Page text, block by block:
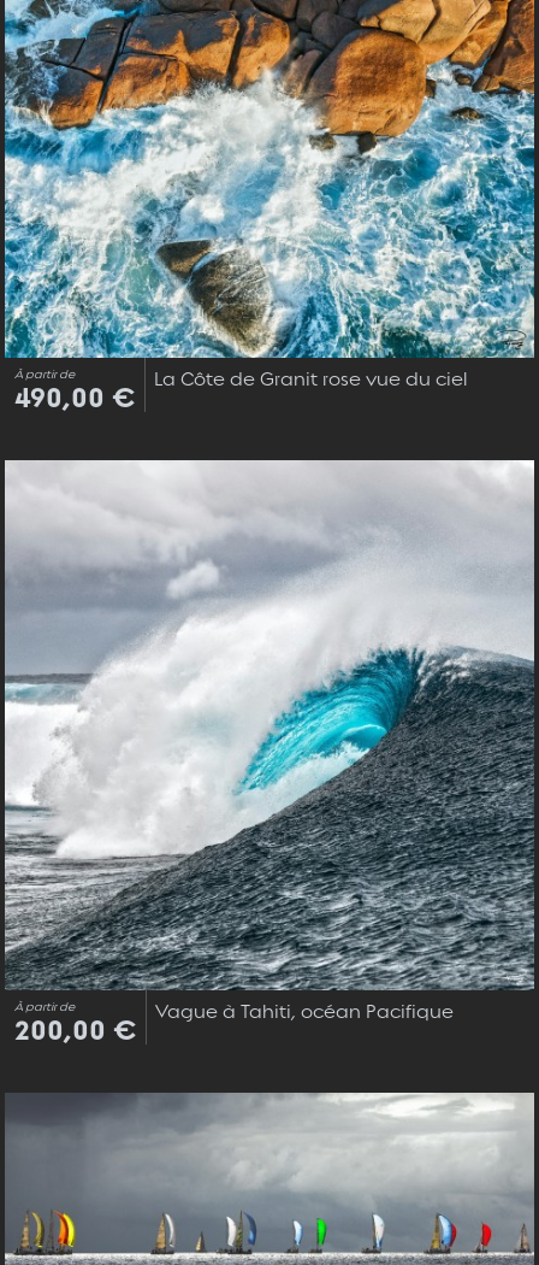
À partir de
490,00 €
La Côte de Granit rose vue du ciel
À partir de
200,00 €
Vague à Tahiti, océan Pacifique